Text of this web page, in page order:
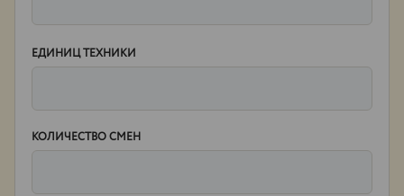
ЕДИНИЦ ТЕХНИКИ
КОЛИЧЕСТВО СМЕН